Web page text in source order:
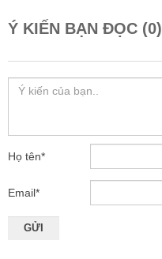
Ý KIẾN BẠN ĐỌC (0)
Họ tên*
Email*